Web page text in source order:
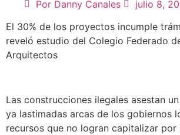
PorDanny Canales julio 8,
El 30% de los proyectos incumple
reveló estudio del Colegio Federado
Arquitectos
Las construcciones ilegales asestan
ya lastimadas arcas de los gobiernos
recursos que no logran capitalizar